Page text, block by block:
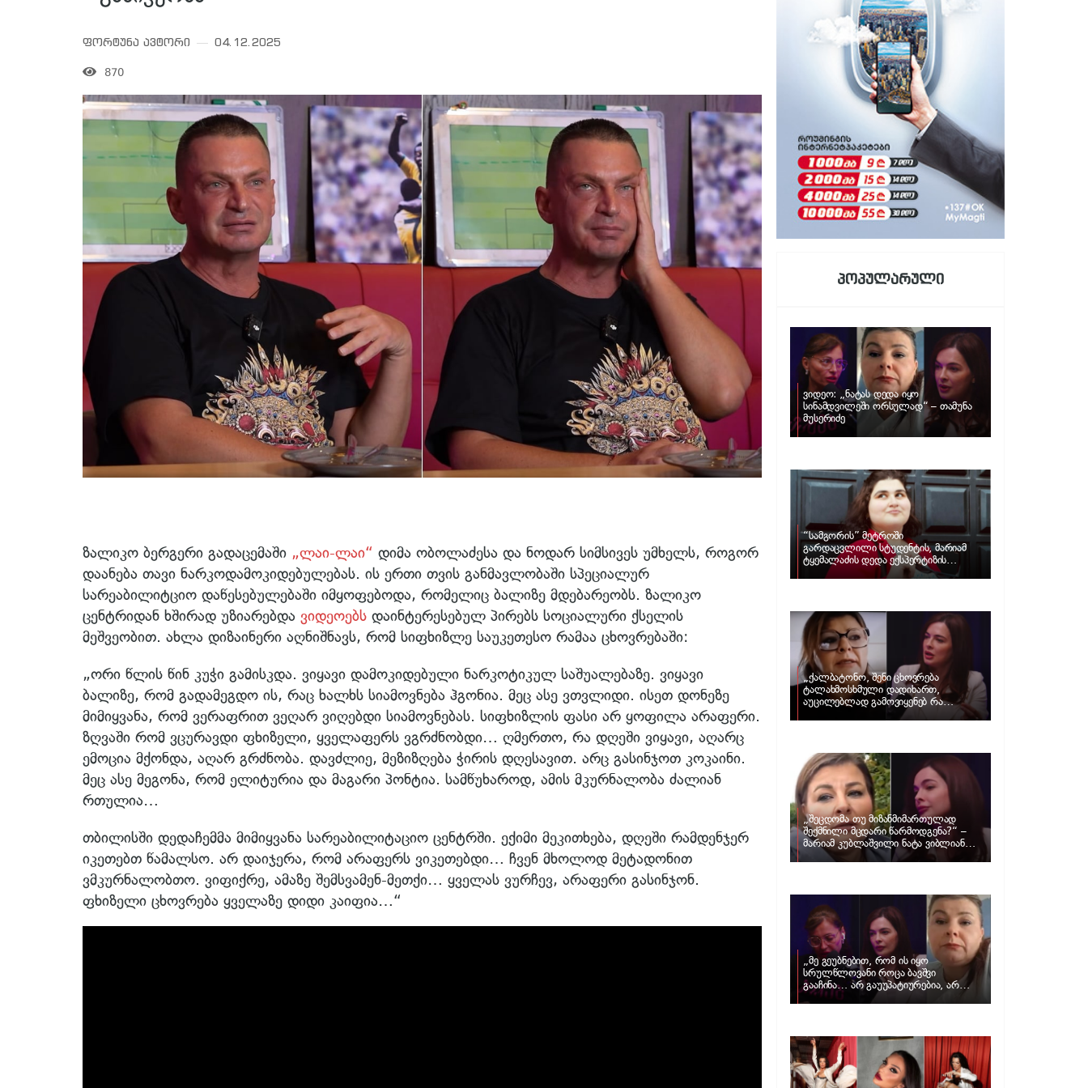
ფორტუნა ავტორი 04.12.2025
870
ზალიკო ბერგერი გადაცემაში „ლაი-ლაი“ დიმა ობოლაძესა და ნოდარ სიმსივეს უმხელს, როგორ
დაანება თავი ნარკოდამოკიდებულებას. ის ერთი თვის განმავლობაში სპეციალურ
სარეაბილიტციო დაწესებულებაში იმყოფებოდა, რომელიც ბალიზე მდებარეობს. ზალიკო
ცენტრიდან ხშირად უზიარებდა ვიდეოებს დაინტერესებულ პირებს სოციალური ქსელის
მეშვეობით. ახლა დიზაინერი აღნიშნავს, რომ სიფხიზლე საუკეთესო რამაა ცხოვრებაში:
„ორი წლის წინ კუჭი გამისკდა. ვიყავი დამოკიდებული ნარკოტიკულ საშუალებაზე. ვიყავი
ბალიზე, რომ გადამეგდო ის, რაც ხალხს სიამოვნება ჰგონია. მეც ასე ვთვლიდი. ისეთ დონეზე
მიმიყვანა, რომ ვერაფრით ვეღარ ვიღებდი სიამოვნებას. სიფხიზლის ფასი არ ყოფილა არაფერი.
ზღვაში რომ ვცურავდი ფხიზელი, ყველაფერს ვგრძნობდი… ღმერთო, რა დღეში ვიყავი, აღარც
ემოცია მქონდა, აღარ გრძნობა. დავძლიე, მეზიზღება ჭირის დღესავით. არც გასინჯოთ კოკაინი.
მეც ასე მეგონა, რომ ელიტურია და მაგარი პონტია. სამწუხაროდ, ამის მკურნალობა ძალიან
რთულია…
თბილისში დედაჩემმა მიმიყვანა სარეაბილიტაციო ცენტრში. ექიმი მეკითხება, დღეში რამდენჯერ
იკეთებთ წამალსო. არ დაიჯერა, რომ არაფერს ვიკეთებდი… ჩვენ მხოლოდ მეტადონით
ვმკურნალობთო. ვიფიქრე, ამაზე შემსვამენ-მეთქი… ყველას ვურჩევ, არაფერი გასინჯონ.
ფხიზელი ცხოვრება ყველაზე დიდი კაიფია…“
პოპულარული
ვიდეო: „ნატას დედა იყო
სინამდვილეში ორსულად“ – თამუნა
მუსერიძე
“სამგორის” მეტროში
გარდაცვლილი სტუდენტის, მარიამ
ტყემალაძის დედა ექსპერტიზის
პასუხს აქვეყნებს – რა გახდა გოგონას
„ქალბატონო, შენი ცხოვრება
ტალახმოსხმული დადიხართ,
აუცილებლად გამოვიყენებ რა
ინფორმაციაც მაქვს“… – რა
„შეცდომა თუ მიზანმიმართულად
შექმნილი მცდარი წარმოდგენა?“ –
მარიამ კუბლაშვილი ნატა ვიბლიანის
საქმეზე ვიდეომიმართვას ავრცელებს
„მე გეუბნებით, რომ ის იყო
სრულწლოვანი როცა ბავშვი
გააჩინა… არ გაუუპატიურებია, არ
უძალადია და მსგავსი რამ არ
ვიბლიანის საქმეზე